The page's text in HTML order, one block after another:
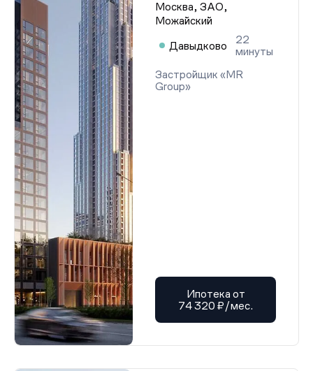
Москва, ЗАО,
Можайский
Давыдково
22
минуты
Застройщик «MR
Group»
Ипотека от
74 320 ₽/мес.